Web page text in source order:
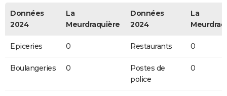
Données
2024
La
Meurdraquière
Données
2024
La
Epiceries 0 Restaurants 0
Boulangeries 0
Postes de
police
0